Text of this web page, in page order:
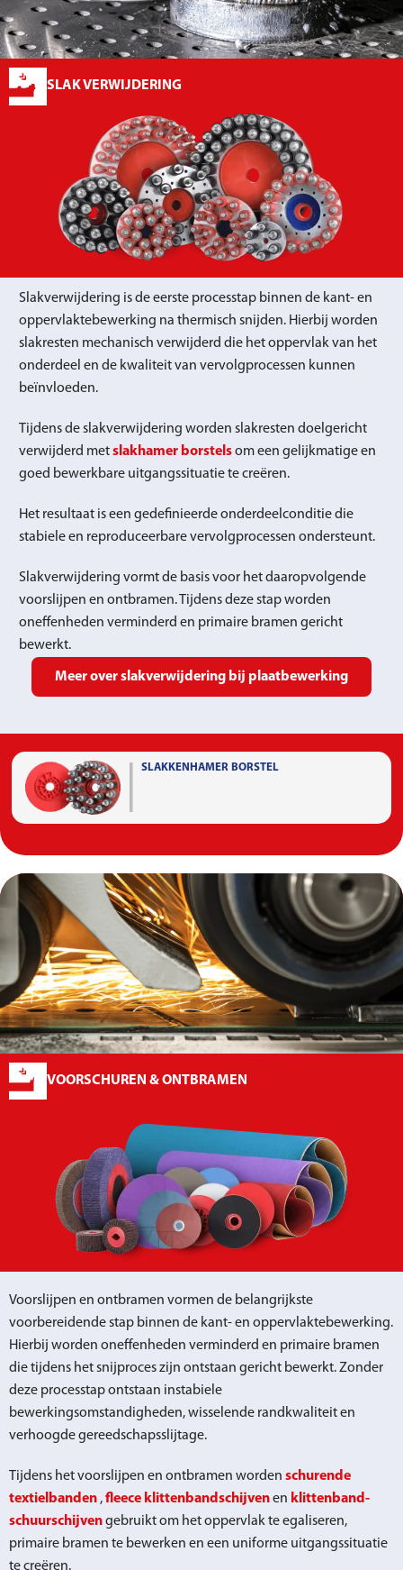
SLAK VERWIJDERING
Slakverwijdering is de eerste processtap binnen de kant- en
oppervlaktebewerking na thermisch snijden. Hierbij worden
slakresten mechanisch verwijderd die het oppervlak van het
onderdeel en de kwaliteit van vervolgprocessen kunnen
beïnvloeden.
Tijdens de slakverwijdering worden slakresten doelgericht
verwijderd metslakhamer borstelsom een gelijkmatige en
goed bewerkbare uitgangssituatie te creëren.
Het resultaat is een gedefinieerde onderdeelconditie die
stabiele en reproduceerbare vervolgprocessen ondersteunt.
Slakverwijdering vormt de basis voor het daaropvolgende
voorslijpen en ontbramen. Tijdens deze stap worden
oneffenheden verminderd en primaire bramen gericht
bewerkt.
Meer over slakverwijdering bij plaatbewerking
SLAKKENHAMER BORSTEL
VOORSCHUREN & ONTBRAMEN
Voorslijpen en ontbramen vormen de belangrijkste
voorbereidende stap binnen de kant- en oppervlaktebewerking.
Hierbij worden oneffenheden verminderd en primaire bramen
die tijdens het snijproces zijn ontstaan gericht bewerkt. Zonder
deze processtap ontstaan instabiele
bewerkingsomstandigheden, wisselende randkwaliteit en
verhoogde gereedschapsslijtage.
Tijdens het voorslijpen en ontbramen worden schurende
textielbanden ,fleece klittenbandschijvenen klittenband-
schuurschijvengebruikt om het oppervlak te egaliseren,
primaire bramen te bewerken en een uniforme uitgangssituatie
te creëren.